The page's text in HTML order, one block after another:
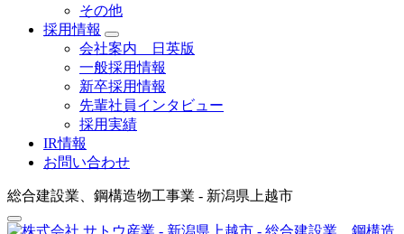
その他
採用情報
会社案内 日英版
一般採用情報
新卒採用情報
先輩社員インタビュー
採用実績
IR情報
お問い合わせ
総合建設業、鋼構造物工事業 - 新潟県上越市